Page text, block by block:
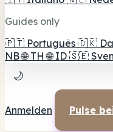
Guides only
🇵🇹 Português 🇩🇰
NB 🌐 TH 🌐 ID 🇸🇪
🌙
Anmelden Pulse